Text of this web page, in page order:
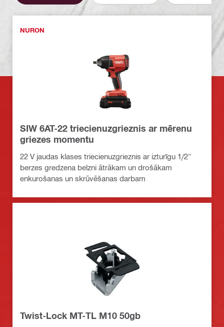
NURON
SIW 6AT-22 triecienuzgrieznis ar mērenu
griezes momentu
22 V jaudas klases triecienuzgrieznis ar izturīgu 1/2"
berzes gredzena belzni ātrākam un drošākam
enkurošanas un skrūvēšanas darbam
Twist-Lock MT-TL M10 50gb